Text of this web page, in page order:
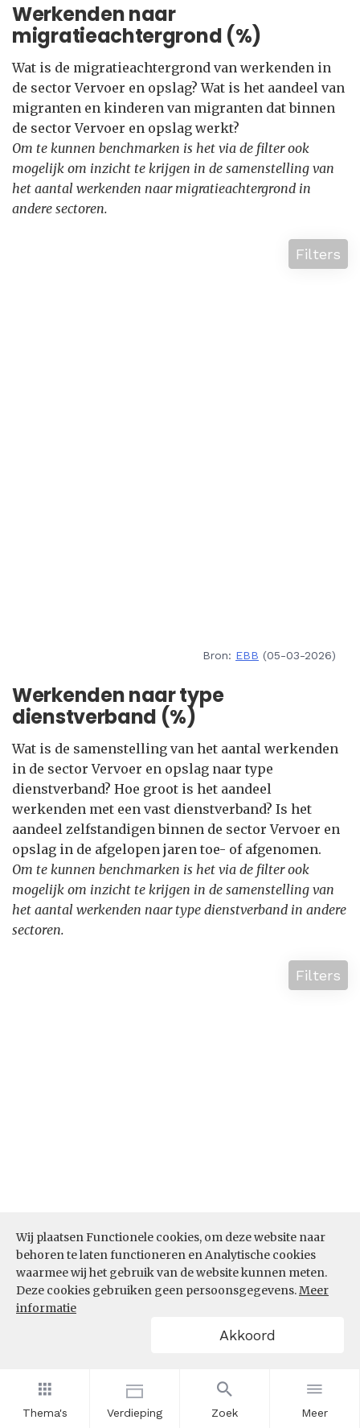
Thema's Verdieping Zoek Meer
Wij plaatsen Functionele cookies, om deze website naar
behoren te laten functioneren en Analytische cookies
waarmee wij het gebruik van de website kunnen meten.
Deze cookies gebruiken geen persoonsgegevens.Meer
informatie
Akkoord
Werkenden naar
migratieachtergrond (%)
Wat is de migratieachtergrond van werkenden in
de sector Vervoer en opslag? Wat is het aandeel van
migranten en kinderen van migranten dat binnen
de sector Vervoer en opslag werkt?
Om te kunnen benchmarken is het via de filter ook
mogelijk om inzicht te krijgen in de samenstelling van
het aantal werkenden naar migratieachtergrond in
andere sectoren.
Filters
Bron: EBB (05-03-2026)
Werkenden naar type
dienstverband (%)
Wat is de samenstelling van het aantal werkenden
in de sector Vervoer en opslag naar type
dienstverband? Hoe groot is het aandeel
werkenden met een vast dienstverband? Is het
aandeel zelfstandigen binnen de sector Vervoer en
opslag in de afgelopen jaren toe- of afgenomen.
Om te kunnen benchmarken is het via de filter ook
mogelijk om inzicht te krijgen in de samenstelling van
het aantal werkenden naar type dienstverband in andere
sectoren.
Filters
Werkenden deelname leven lang